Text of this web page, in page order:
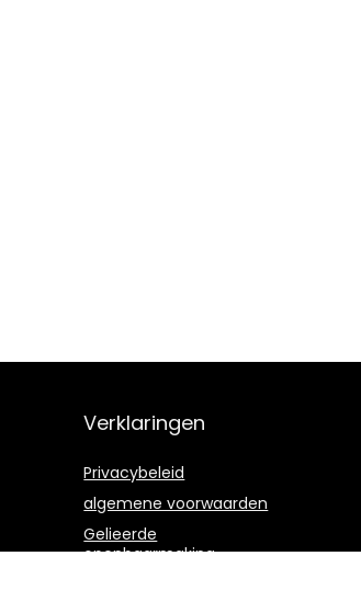
Verklaringen
Privacybeleid
algemene voorwaarden
Gelieerde
openbaarmaking